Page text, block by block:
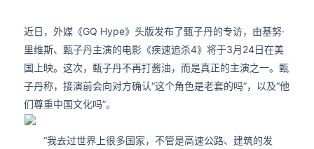
近日，外媒《GQ Hype》头版发布了甄子丹的专访，由基努·
里维斯、甄子丹主演的电影《疾速追杀4》将于3月24日在美
国上映。这次，甄子丹不再打酱油，而是真正的主演之一。甄
子丹称，接演前会向对方确认“这个角色是老套的吗”，以及“他
们尊重中国文化吗”。
“我去过世界上很多国家，不管是高速公路、建筑的发